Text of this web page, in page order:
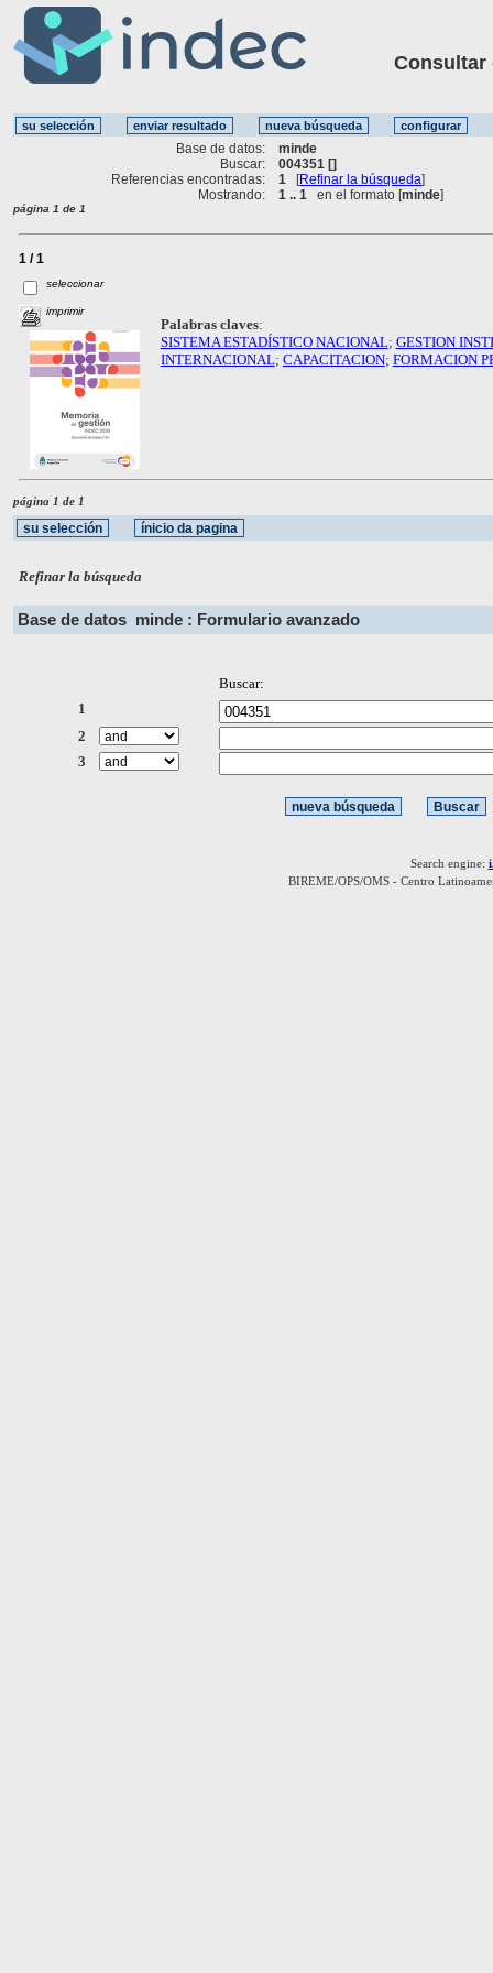
Consultar
Base de datos:
minde
Buscar:
004351 []
Referencias encontradas:
1 [Refinar la búsqueda]
Mostrando:
1 .. 1 en el formato [minde]
página 1 de 1
1 / 1
seleccionar
imprimir
Palabras claves:
SISTEMA ESTADÍSTICO NACIONAL; GESTION
INTERNACIONAL; CAPACITACION; FORMACION
página 1 de 1
Refinar la búsqueda
Base de datos minde : Formulario avanzado
Buscar:
1
2
3
Search engine:
BIREME/OPS/OMS - Centro